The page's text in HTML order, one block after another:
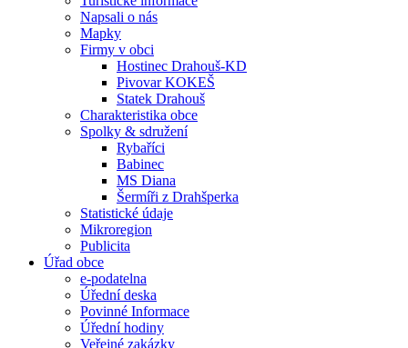
Napsali o nás
Mapky
Firmy v obci
Hostinec Drahouš-KD
Pivovar KOKEŠ
Statek Drahouš
Charakteristika obce
Spolky & sdružení
Rybaříci
Babinec
MS Diana
Šermíři z Drahšperka
Statistické údaje
Mikroregion
Publicita
Úřad obce
e-podatelna
Úřední deska
Povinné Informace
Úřední hodiny
Veřejné zakázky